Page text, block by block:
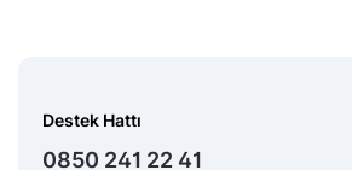
Destek Hattı
0850 241 22 41